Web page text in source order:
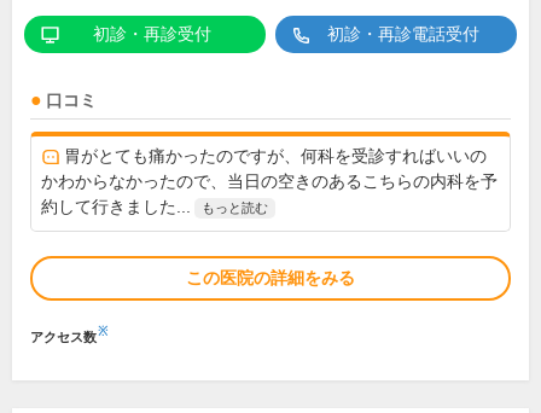
初診・再診受付 初診・再診電話受付
口コミ
胃がとても痛かったのですが、何科を受診すればいいの
かわからなかったので、当日の空きのあるこちらの内科を予
約して行きました...
もっと読む
この医院の詳細をみる
アクセス数※